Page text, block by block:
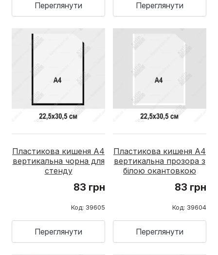
Переглянути Переглянути
Пластикова кишеня A4
вертикальна чорна для
стенду
83 грн
Код: 39605
Переглянути
Пластикова кишеня А4
вертикальна прозора з
білою окантовкою
83 грн
Код: 39604
Переглянути